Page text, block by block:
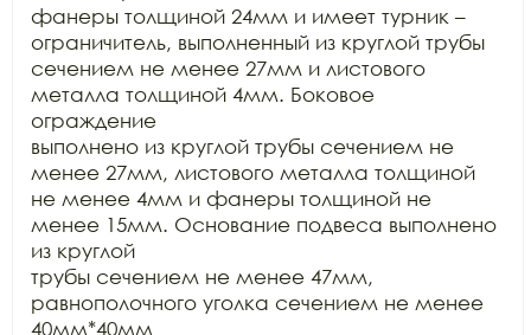
фанеры толщиной 24мм и имеет турник –
ограничитель, выполненный из круглой трубы
сечением не менее 27мм и листового
металла толщиной 4мм. Боковое
ограждение
выполнено из круглой трубы сечением не
менее 27мм, листового металла толщиной
не менее 4мм и фанеры толщиной не
менее 15мм. Основание подвеса выполнено
из круглой
трубы сечением не менее 47мм,
равнополочного уголка сечением не менее
40мм*40мм